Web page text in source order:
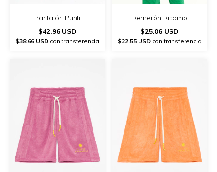
Pantalón Punti
$42.96 USD
$38.66 USD con transferencia
Remerón Ricamo
$25.06 USD
$22.55 USD con transferencia